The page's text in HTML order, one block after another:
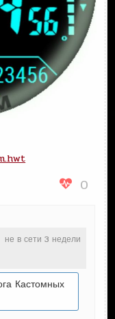
0
не в сети 3 недели
Кастомных